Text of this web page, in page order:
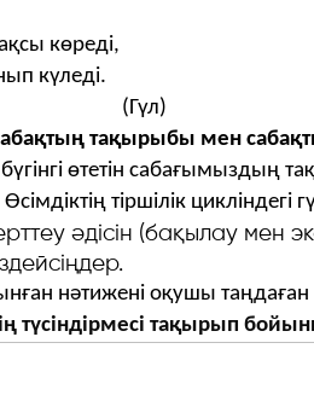
көреді,
күледі.
(Гүл)
тақырыбы мен
өтетін сабағымыздың
Өсімдіктің тіршілік
әдісін (бақылау мен
нәтижені оқушы таңдаған
түсіндірмесі тақырып